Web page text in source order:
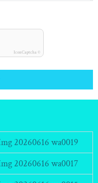
IconCaptcha ©